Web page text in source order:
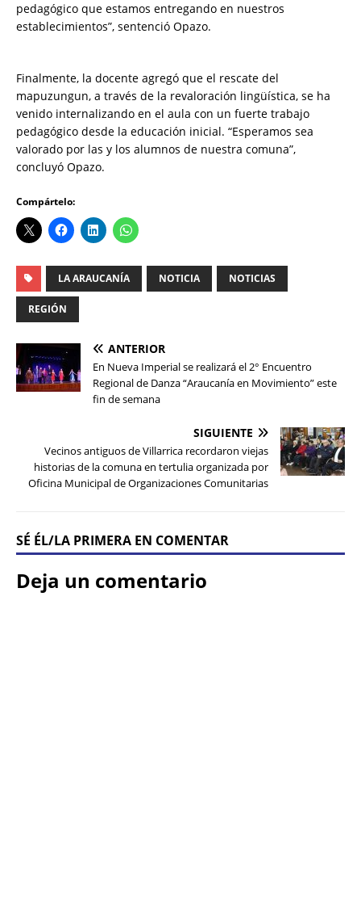
pedagógico que estamos entregando en nuestros
establecimientos”, sentenció Opazo.
Finalmente, la docente agregó que el rescate del
mapuzungun, a través de la revaloración lingüística, se ha
venido internalizando en el aula con un fuerte trabajo
pedagógico desde la educación inicial. “Esperamos sea
valorado por las y los alumnos de nuestra comuna”,
concluyó Opazo.
Compártelo:
LA ARAUCANÍA NOTICIA NOTICIAS
REGIÓN
ANTERIOR
En Nueva Imperial se realizará el 2° Encuentro
Regional de Danza “Araucanía en Movimiento” este
fin de semana
SIGUIENTE
Vecinos antiguos de Villarrica recordaron viejas
historias de la comuna en tertulia organizada por
Oficina Municipal de Organizaciones Comunitarias
SÉ ÉL/LA PRIMERA EN COMENTAR
Deja un comentario